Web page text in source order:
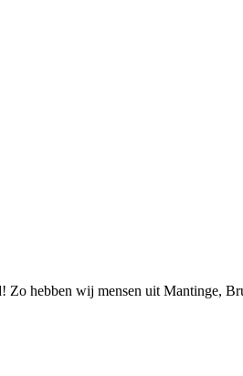
hebben wij mensen uit Mantinge,